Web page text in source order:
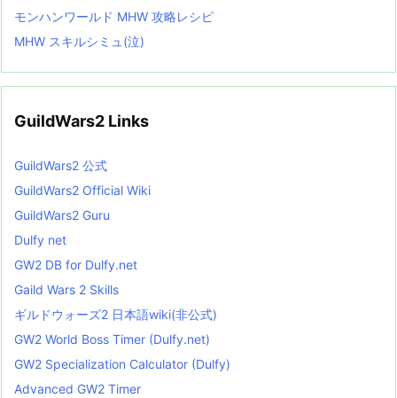
モンハンワールド MHW 攻略レシピ
MHW スキルシミュ(泣)
GuildWars2 Links
GuildWars2 公式
GuildWars2 Official Wiki
GuildWars2 Guru
Dulfy net
GW2 DB for Dulfy.net
Gaild Wars 2 Skills
ギルドウォーズ2 日本語wiki(非公式)
GW2 World Boss Timer (Dulfy.net)
GW2 Specialization Calculator (Dulfy)
Advanced GW2 Timer